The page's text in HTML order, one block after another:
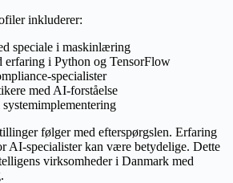
inkluderer:
speciale i maskinlæring
erfaring i Python og TensorFlow
specialister
med AI-forståelse
følger med efterspørgslen. Erfaring
AI-specialister kan være betydelige. Dette
virksomheder i Danmark med